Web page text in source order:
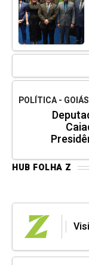
POLÍTICA - GOIÁS
HUB FOLHA Z